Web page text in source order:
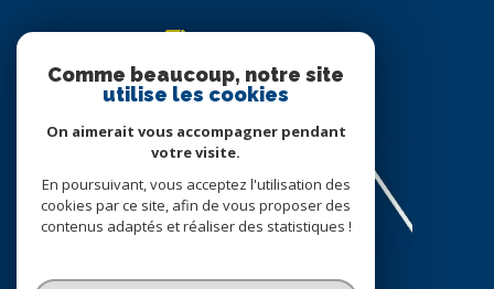
Comme beaucoup, notre site
utilise les cookies
On aimerait vous accompagner pendant
votre visite.
En poursuivant, vous acceptez l'utilisation des
cookies par ce site, afin de vous proposer des
contenus adaptés et réaliser des statistiques !